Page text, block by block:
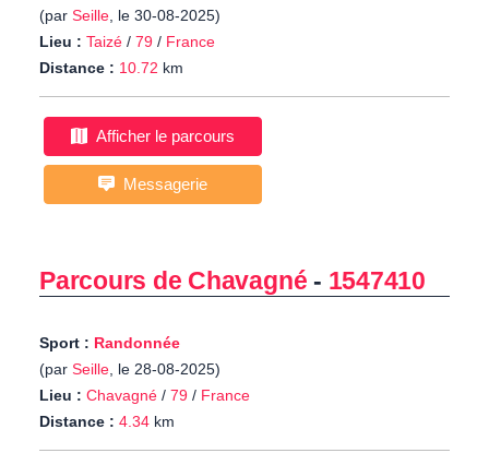
(par Seille, le 30-08-2025)
Lieu : Taizé / 79 / France
Distance : 10.72 km
Afficher le parcours
Messagerie
Parcours de Chavagné - 1547410
Sport : Randonnée
(par Seille, le 28-08-2025)
Lieu : Chavagné / 79 / France
Distance : 4.34 km